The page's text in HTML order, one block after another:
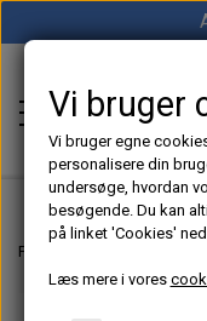
Forside
Vi bruger
Vi bruger egne
personalisere din
undersøge, hvordan
besøgende. Du kan
på linket 'Cookies'
Læs mere i vores